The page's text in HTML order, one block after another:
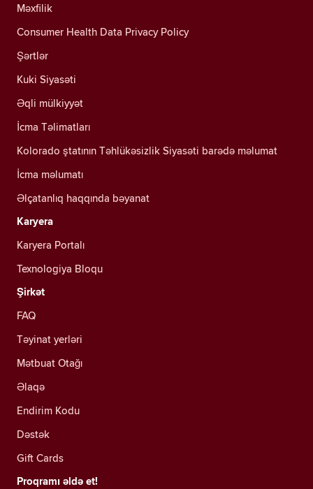
Məxfilik
Consumer Health Data Privacy Policy
Şərtlər
Kuki Siyasəti
Əqli mülkiyyət
İcma Təlimatları
Kolorado ştatının Təhlükəsizlik Siyasəti barədə məlumat
İcma məlumatı
Əlçatanlıq haqqında bəyanat
Karyera
Karyera Portalı
Texnologiya Bloqu
Şirkət
FAQ
Təyinat yerləri
Mətbuat Otağı
Əlaqə
Endirim Kodu
Dəstək
Gift Cards
Proqramı əldə et!